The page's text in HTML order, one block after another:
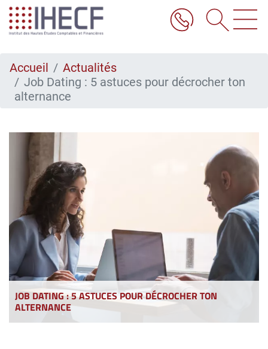
Aller
au
contenu
Accueil
Actualités
Job Dating : 5 astuces pour décrocher ton
alternance
JOB DATING : 5 ASTUCES POUR DÉCROCHER TON
ALTERNANCE